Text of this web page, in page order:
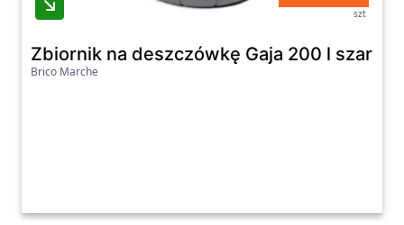
szt
Zbiornik na deszczówkę Gaja 200 l szary
Brico Marche